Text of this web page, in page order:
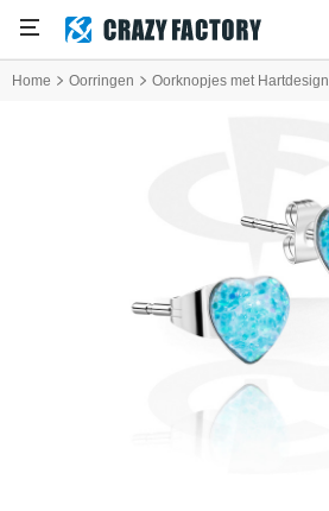
Home Oorringen Oorknopjes met Hartdesign